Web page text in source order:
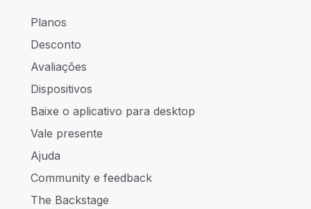
Planos
Desconto
Avaliações
Dispositivos
Baixe o aplicativo para desktop
Vale presente
Ajuda
Community e feedback
The Backstage